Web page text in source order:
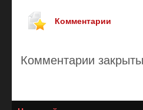
Комментарии
Комментарии